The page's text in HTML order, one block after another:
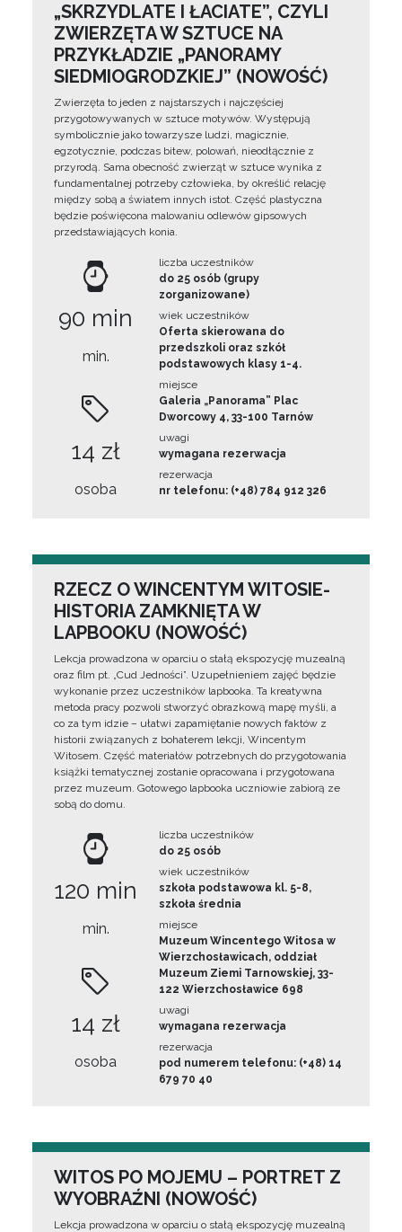
„SKRZYDLATE I ŁACIATE”, CZYLI
ZWIERZĘTA W SZTUCE NA
PRZYKŁADZIE „PANORAMY
SIEDMIOGRODZKIEJ” (NOWOŚĆ)
Zwierzęta to jeden z najstarszych i najczęściej
przygotowywanych w sztuce motywów. Występują
symbolicznie jako towarzysze ludzi, magicznie,
egzotycznie, podczas bitew, polowań, nieodłącznie z
przyrodą. Sama obecność zwierząt w sztuce wynika z
fundamentalnej potrzeby człowieka, by określić relację
między sobą a światem innych istot. Część plastyczna
będzie poświęcona malowaniu odlewów gipsowych
przedstawiających konia.
90 min
min.
14 zł
osoba
liczba uczestników
do 25 osób (grupy
zorganizowane)
wiek uczestników
Oferta skierowana do
przedszkoli oraz szkół
podstawowych klasy 1-4.
miejsce
Galeria „Panorama” Plac
Dworcowy 4, 33-100 Tarnów
uwagi
wymagana rezerwacja
rezerwacja
nr telefonu: (+48) 784 912 326
RZECZ O WINCENTYM WITOSIE-
HISTORIA ZAMKNIĘTA W
LAPBOOKU (NOWOŚĆ)
Lekcja prowadzona w oparciu o stałą ekspozycję muzealną
oraz film pt. „Cud Jedności”. Uzupełnieniem zajęć będzie
wykonanie przez uczestników lapbooka. Ta kreatywna
metoda pracy pozwoli stworzyć obrazkową mapę myśli, a
co za tym idzie – ułatwi zapamiętanie nowych faktów z
historii związanych z bohaterem lekcji, Wincentym
Witosem. Część materiałów potrzebnych do przygotowania
książki tematycznej zostanie opracowana i przygotowana
przez muzeum. Gotowego lapbooka uczniowie zabiorą ze
sobą do domu.
120 min
min.
14 zł
osoba
liczba uczestników
do 25 osób
wiek uczestników
szkoła podstawowa kl. 5-8,
szkoła średnia
miejsce
Muzeum Wincentego Witosa w
Wierzchosławicach, oddział
Muzeum Ziemi Tarnowskiej, 33-
122 Wierzchosławice 698
uwagi
wymagana rezerwacja
rezerwacja
pod numerem telefonu: (+48) 14
679 70 40
WITOS PO MOJEMU – PORTRET Z
WYOBRAŹNI (NOWOŚĆ)
Lekcja prowadzona w oparciu o stałą ekspozycję muzealną